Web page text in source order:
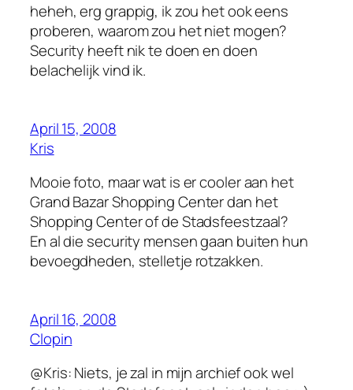
heheh, erg grappig, ik zou het ook eens
proberen, waarom zou het niet mogen?
Security heeft nik te doen en doen
belachelijk vind ik.
April 15, 2008
Kris
Mooie foto, maar wat is er cooler aan het
Grand Bazar Shopping Center dan het
Shopping Center of de Stadsfeestzaal?
En al die security mensen gaan buiten hun
bevoegdheden, stelletje rotzakken.
April 16, 2008
Clopin
@Kris: Niets, je zal in mijn archief ook wel